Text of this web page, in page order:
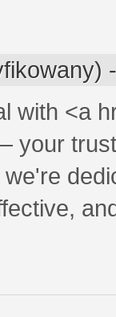
with <a
your